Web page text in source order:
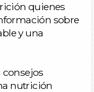
quienes
sobre
y una
consejos
nutrición